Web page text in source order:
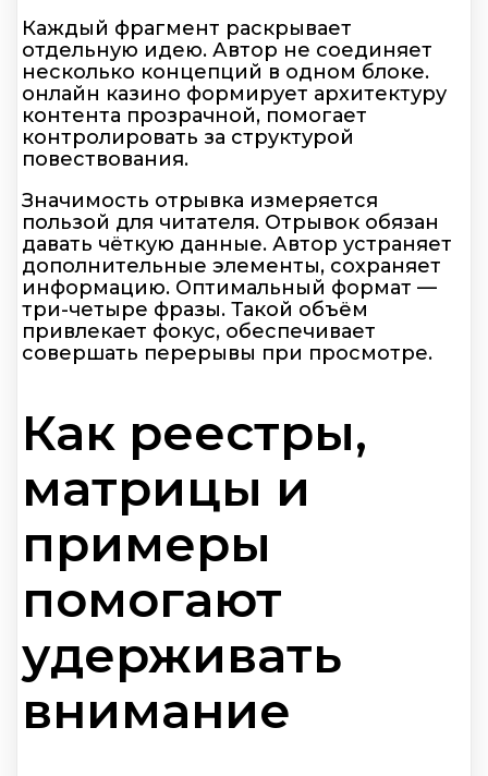
Каждый фрагмент раскрывает
отдельную идею. Автор не соединяет
несколько концепций в одном блоке.
онлайн казино формирует архитектуру
контента прозрачной, помогает
контролировать за структурой
повествования.
Значимость отрывка измеряется
пользой для читателя. Отрывок обязан
давать чёткую данные. Автор устраняет
дополнительные элементы, сохраняет
информацию. Оптимальный формат —
три-четыре фразы. Такой объём
привлекает фокус, обеспечивает
совершать перерывы при просмотре.
Как реестры,
матрицы и
примеры
помогают
удерживать
внимание